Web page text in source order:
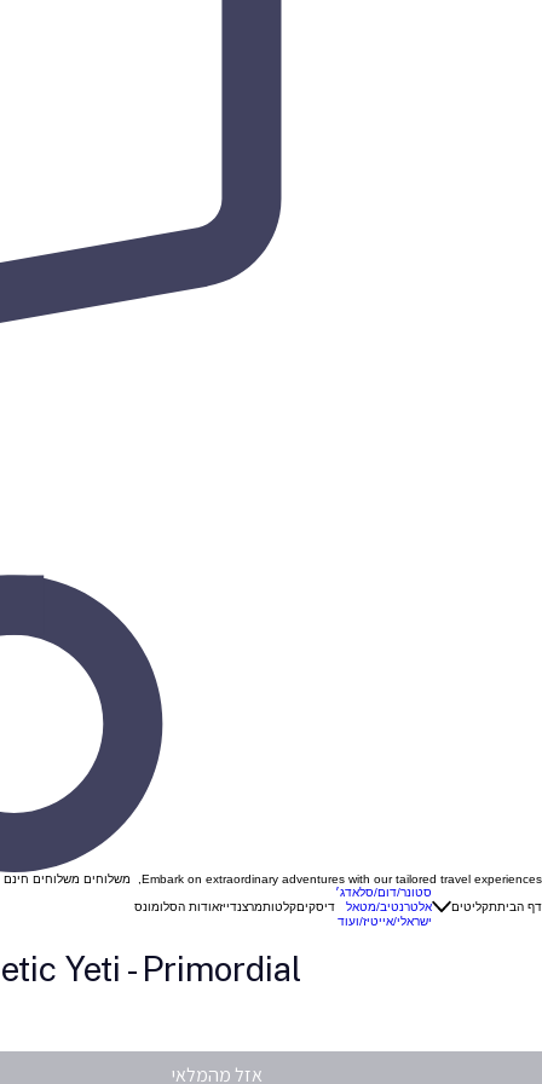
Embark on extraordinary adventures with our tailored travel experiences, משלוחים משלוחים חינם ברכישה מעל 299 ש"ח בהזנת קוד קופון "VINYL "
דף הביתתקליטים
סטונר/דום/סלאדג׳
אלטרנטיב/מטאל
ישראלי/אייטיז/ועוד
דיסקיםקלטותמרצנדייזאודות הסלומונס
Yeti - Primordial
אזל מהמלאי